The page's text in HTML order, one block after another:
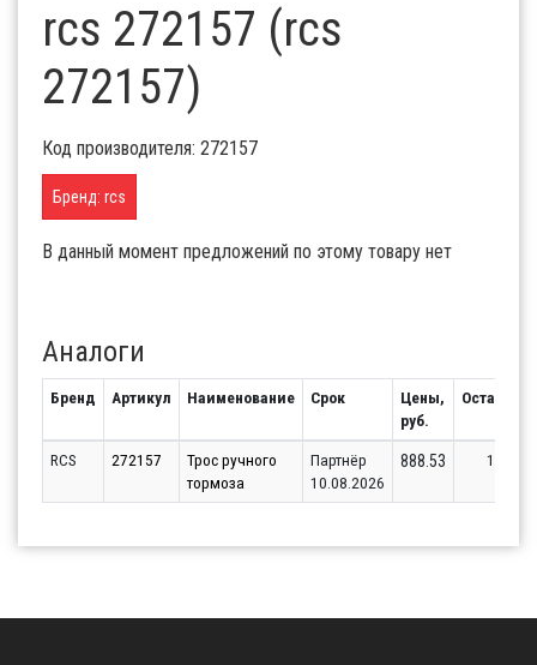
rcs 272157 (rcs
272157)
Код производителя: 272157
Бренд: rcs
В данный момент предложений по этому товару нет
Аналоги
Бренд Артикул Наименование Срок
Цены,
руб.
Остаток
RCS 272157
Трос ручного
тормоза
Партнёр
10.08.2026
888.53 1